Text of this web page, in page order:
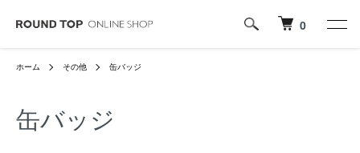
0
ホーム その他 缶バッジ
缶バッジ